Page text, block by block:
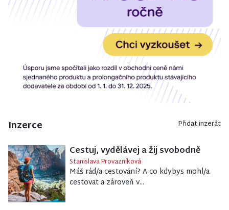
Inzerce Přidat inzerát
Cestuj, vydělávej a žij svobodně
Stanislava Provazníková
Máš rád/a cestování? A co kdybys mohl/a
cestovat a zároveň v...